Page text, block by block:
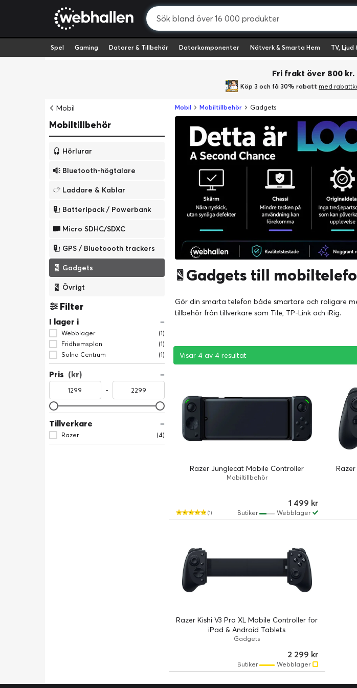
Spel Gaming Datorer & Tillbehör Datorkomponenter Nätverk & Smarta Hem TV, Ljud
Fri frakt över 800 kr.
Köp 3 och få 30% rabatt med
Mobil
Mobiltillbehör
Hörlurar
Bluetooth-högtalare
Laddare & Kablar
Batteripack / Powerbank
Micro SDHC/SDXC
GPS / Bluetoooth trackers
Gadgets
Övrigt
Filter
I lager i
Webblager
(1)
Fridhemsplan
(1)
Solna Centrum
(1)
Pris (kr)
-
Tillverkare
Razer (4)
Mobil Mobiltillbehör Gadgets
Gadgets till
Gör din smarta telefon både smartare och roligare
tillbehör från tillverkare som Tile, TP-Link och iRig.
Visar 4 av 4 resultat
Visar 4 av 4 resultat
Visar 4 av 4 resultat
Razer Junglecat Mobile Controller
Mobiltillbehör
(1)
1 499 kr
Webblager
Butiker
Razer Kishi V3 Pro XL Mobile Controller for
iPad & Android Tablets
Gadgets
2 299 kr
Webblager
Butiker